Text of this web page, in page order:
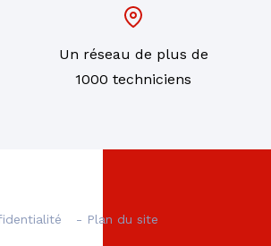
Un réseau de plus de
1000 techniciens
- Plan du site